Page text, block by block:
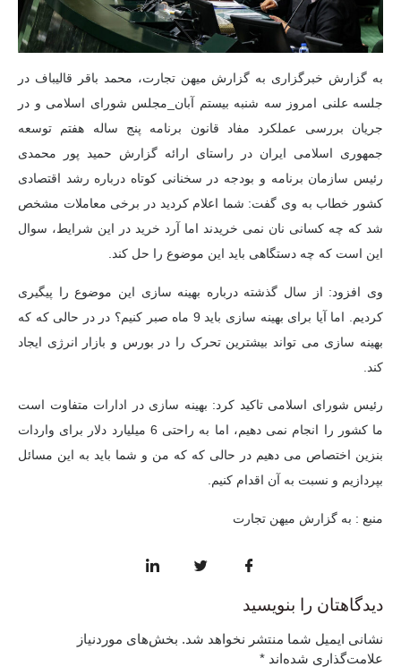
به گزارش خبرگزاری به گزارش میهن تجارت، محمد باقر قالیباف در
جلسه علنی امروز سه شنبه بیستم آبان_مجلس شورای اسلامی و در
جریان بررسی عملکرد مفاد قانون برنامه پنج ساله هفتم توسعه
جمهوری اسلامی ایران در راستای ارائه گزارش
حمید پور محمدی
رئیس سازمان برنامه و بودجه در سخنانی کوتاه درباره رشد اقتصادی
کشور خطاب به وی گفت: شما اعلام کردید در برخی معاملات مشخص
شد که چه کسانی نان نمی خریدند اما آرد خرید در این شرایط، سوال
این است که چه دستگاهی باید این موضوع را حل کند.
وی افزود: از سال گذشته درباره بهینه سازی این موضوع را پیگیری
کردیم. اما آیا برای بهینه سازی باید 9 ماه صبر کنیم؟ در
در حالی که که
بهینه سازی می تواند بیشترین تحرک را در بورس و بازار انرژی ایجاد
کند.
رئیس شورای اسلامی تاکید کرد: بهینه سازی در ادارات متفاوت است
ما کشور را انجام نمی دهیم، اما به راحتی 6 میلیارد دلار برای واردات
بنزین اختصاص می دهیم در حالی که که من و شما باید به این مسائل
بپردازیم و نسبت به آن اقدام کنیم.
منبع : به گزارش میهن تجارت
دیدگاهتان را بنویسید
نشانی ایمیل شما منتشر نخواهد شد. بخش‌های موردنیاز
علامت‌گذاری شده‌اند *